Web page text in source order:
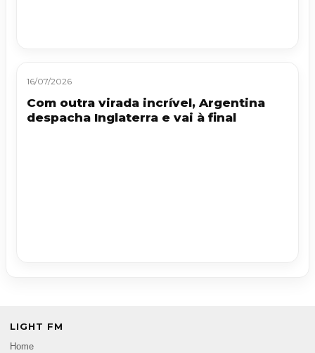
16/07/2026
Com outra virada incrível, Argentina
despacha Inglaterra e vai à final
LIGHT FM
Home